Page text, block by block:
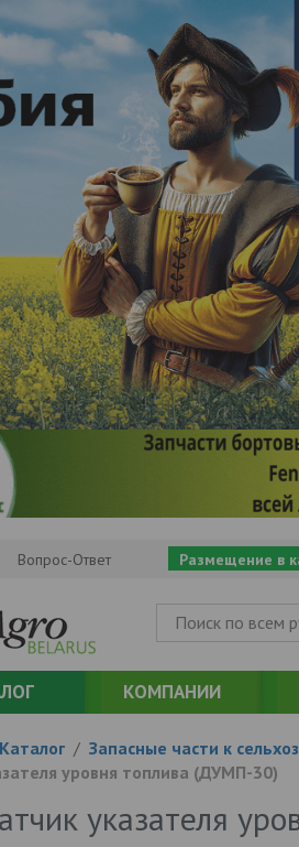
Вопрос-Ответ Размещение в
КОМПАНИИ
Каталог / Запасные части к
уровня топлива (ДУМП-30)
указателя